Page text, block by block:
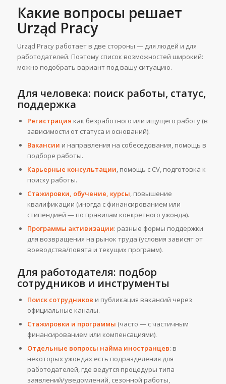
Какие вопросы решает
Urząd Pracy
Urząd Pracy работает в две стороны — для людей и для
работодателей. Поэтому список возможностей широкий:
можно подобрать вариант под вашу ситуацию.
Для человека: поиск работы, статус,
поддержка
Регистрация как безработного или ищущего работу (в
зависимости от статуса и оснований).
Вакансии и направления на собеседования, помощь в
подборе работы.
Карьерные консультации, помощь с CV, подготовка к
поиску работы.
Стажировки, обучение, курсы, повышение
квалификации (иногда с финансированием или
стипендией — по правилам конкретного ужонда).
Программы активизации: разные формы поддержки
для возвращения на рынок труда (условия зависят от
воеводства/повята и текущих программ).
Для работодателя: подбор
сотрудников и инструменты
Поиск сотрудников и публикация вакансий через
официальные каналы.
Стажировки и программы (часто — с частичным
финансированием или компенсациями).
Отдельные вопросы найма иностранцев: в
некоторых ужондах есть подразделения для
работодателей, где ведутся процедуры типа
заявлений/уведомлений, сезонной работы,